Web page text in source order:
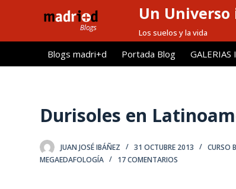
l
Un
Los suelos y la vida
Blogs madri+d Portada Blog GALERIAS
Durisoles en
JUAN JOSÉ IBÁÑEZ 31 OCTUBRE 2013 CURSO
MEGAEDAFOLOGÍA
17 COMENTARIOS